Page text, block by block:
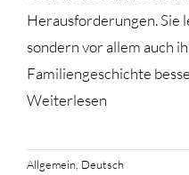
Herausforderungen. Sie
sondern vor allem auch
Familiengeschichte
Weiterlesen
Allgemein Deutsch